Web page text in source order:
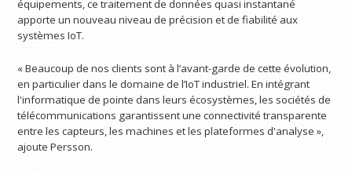
équipements, ce traitement de données quasi instantané
apporte un nouveau niveau de précision et de fiabilité aux
systèmes IoT.
« Beaucoup de nos clients sont à l’avant-garde de cette évolution,
en particulier dans le domaine de l’IoT industriel. En intégrant
l'informatique de pointe dans leurs écosystèmes, les sociétés de
télécommunications garantissent une connectivité transparente
entre les capteurs, les machines et les plateformes d'analyse »,
ajoute Persson.